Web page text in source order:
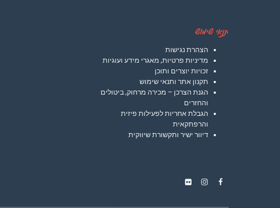
תנאי שימוש
הצהרת נגישות
מדיניות פרטיות, מאגרי מידע ועוגיות
זכויות יוצרים ותוכן
תקנון אתר ותנאי שימוש
הגנת הצרכן – מכירה מרחוק, ביטולים
והחזרים
הגבלת אחריות לפעילות פיזית
והרפתקאית
דיוור ישיר ותקשורת שיווקית